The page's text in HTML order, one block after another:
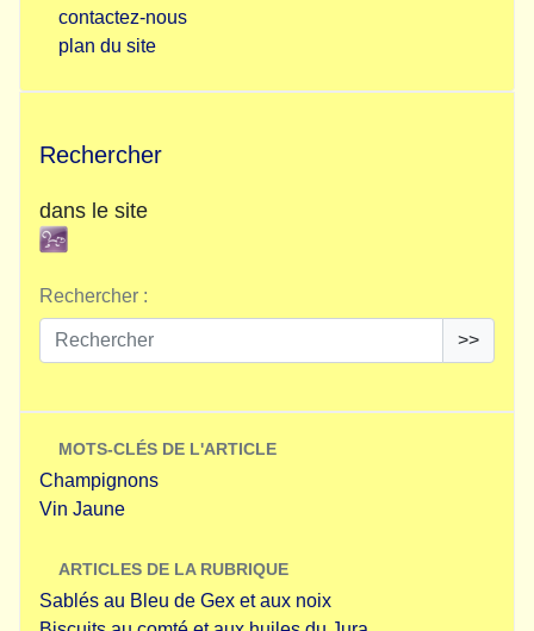
contactez-nous
plan du site
Rechercher
dans le site
Rechercher :
>>
MOTS-CLÉS DE L'ARTICLE
Champignons
Vin Jaune
ARTICLES DE LA RUBRIQUE
Sablés au Bleu de Gex et aux noix